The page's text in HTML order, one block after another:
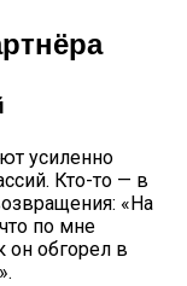
усиленно
Кто-то — в
«На
по мне
он обгорел в